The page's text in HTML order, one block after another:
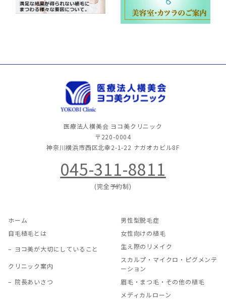
医療法人横美会 ヨコ美クリニック
〒220-0004
神奈川横浜市西区北幸2-1-22 ナガオカビル8F
045-311-8811
(完全予約制)
ホーム
自毛植毛とは
ヨコ美が大切にしていること
クリニック案内
院長あいさつ
男性型脱毛症
女性向けの植毛
生え際のリメイク
スカルプ・マイクロ・ピグメンテ
ーション
眉毛・まつ毛・その他の植毛
メディカルローン